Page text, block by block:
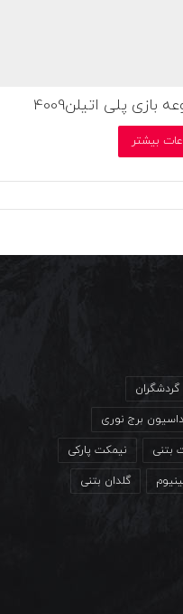
بازی پلی اتیلن4009
بیشتر
گردشگران
برج نوری
بتنی نیمکت پارکی
گلدان بتنی